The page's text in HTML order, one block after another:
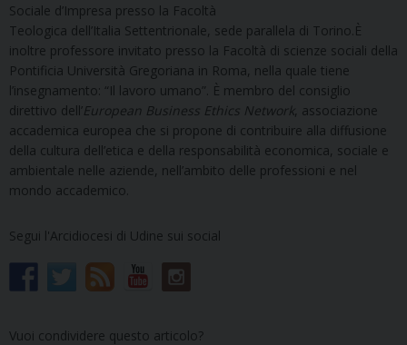
Sociale d’Impresa presso la Facoltà
Teologica dell’Italia Settentrionale, sede parallela di Torino.È
inoltre professore invitato presso la Facoltà di scienze sociali della
Pontificia Università Gregoriana in Roma, nella quale tiene
l’insegnamento: “Il lavoro umano”. È membro del consiglio
direttivo dell’European Business Ethics Network, associazione
accademica europea che si propone di contribuire alla diffusione
della cultura dell’etica e della responsabilità economica, sociale e
ambientale nelle aziende, nell’ambito delle professioni e nel
mondo accademico.
Segui l'Arcidiocesi di Udine sui social
Vuoi condividere questo articolo?